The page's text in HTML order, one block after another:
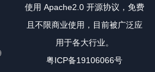
使用 Apache2.0 开源协议，免费
且不限商业使用，目前被广泛应
用于各大行业。
粤ICP备19106066号